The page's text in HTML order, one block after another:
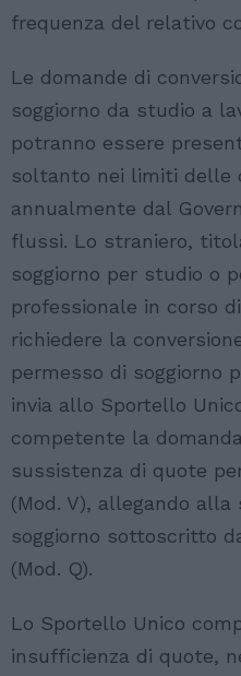
frequenza del relativo
Le domande di
soggiorno da studio a
potranno essere
soltanto nei limiti delle
annualmente dal
flussi. Lo straniero,
soggiorno per studio o
professionale in corso
richiedere la
permesso di soggiorno
invia allo Sportello
competente la
sussistenza di quote
(Mod. V), allegando
soggiorno sottoscritto
(Mod. Q).
Lo Sportello Unico
insufficienza di quote,